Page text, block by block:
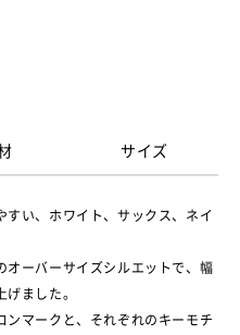
サイズ
すい、ホワイト、サックス、ネイ
オーバーサイズシルエットで、幅
ました。
マークと、それぞれのキーモチ